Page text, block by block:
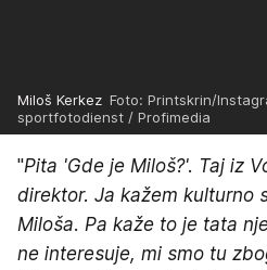
Miloš Kerkez Foto: Printskrin/
sportfotodienst / Profimedia
"Pita 'Gde je Miloš?'. Taj iz
direktor. Ja kažem kulturno
Miloša. Pa kaže to je tata
ne interesuje, mi smo tu